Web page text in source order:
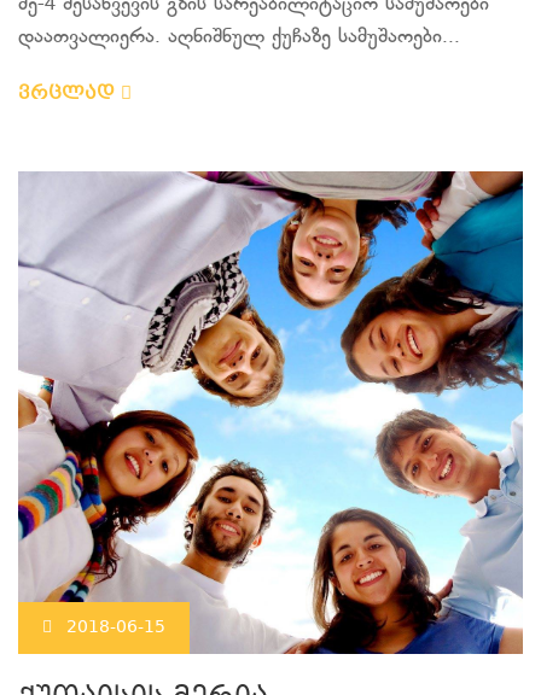
მე-4 შესახვევის გზის სარეაბილიტაციო სამუშაოები
დაათვალიერა. აღნიშნულ ქუჩაზე სამუშაოები...
ვრცლად
2018-06-15